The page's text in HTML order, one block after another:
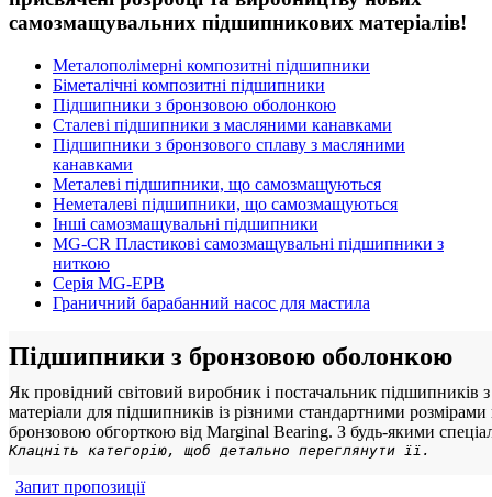
самозмащувальних підшипникових матеріалів!
Металополімерні композитні підшипники
Біметалічні композитні підшипники
Підшипники з бронзовою оболонкою
Сталеві підшипники з масляними канавками
Підшипники з бронзового сплаву з масляними
канавками
Металеві підшипники, що самозмащуються
Неметалеві підшипники, що самозмащуються
Інші самозмащувальні підшипники
MG-CR Пластикові самозмащувальні підшипники з
ниткою
Серія MG-EPB
Граничний барабанний насос для мастила
Підшипники з бронзовою оболонкою
Як провідний світовий виробник і постачальник
матеріали для підшипників із різними стандартними
бронзовою обгорткою від Marginal Bearing. З будь-якими
Клацніть категорію, щоб детально переглянути її.
Запит пропозиції